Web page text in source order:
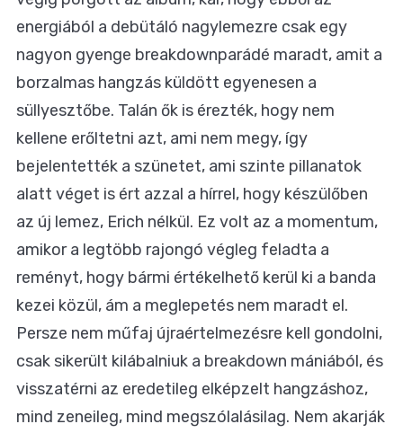
energiából a debütáló nagylemezre csak egy
nagyon gyenge breakdownparádé maradt, amit a
borzalmas hangzás küldött egyenesen a
süllyesztőbe. Talán ők is érezték, hogy nem
kellene erőltetni azt, ami nem megy, így
bejelentették a szünetet, ami szinte pillanatok
alatt véget is ért azzal a hírrel, hogy készülőben
az új lemez, Erich nélkül. Ez volt az a momentum,
amikor a legtöbb rajongó végleg feladta a
reményt, hogy bármi értékelhető kerül ki a banda
kezei közül, ám a meglepetés nem maradt el.
Persze nem műfaj újraértelmezésre kell gondolni,
csak sikerült kilábalniuk a breakdown mániából, és
visszatérni az eredetileg elképzelt hangzáshoz,
mind zeneileg, mind megszólalásilag. Nem akarják